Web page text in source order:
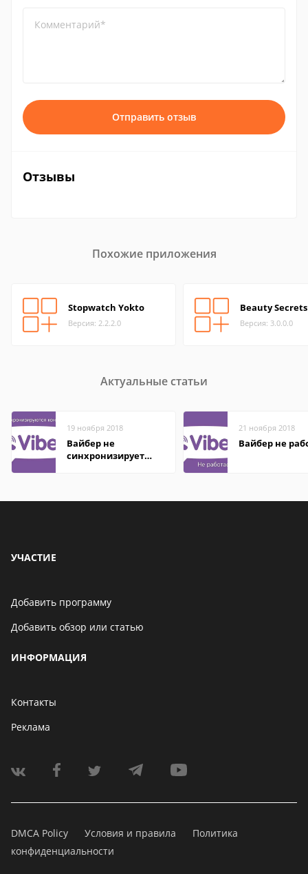
Комментарий*
Отправить отзыв
Отзывы
Похожие приложения
Stopwatch Yokto
Версия: 2.2.2.0
Beauty Secrets
Версия: 3.0.0.0
Актуальные статьи
19 ноября 2018
Вайбер не
синхронизирует
21 ноября 2018
Вайбер не
УЧАСТИЕ
Добавить программу
Добавить обзор или статью
ИНФОРМАЦИЯ
Контакты
Реклама
DMCA Policy Условия и правила
Политика
конфиденциальности